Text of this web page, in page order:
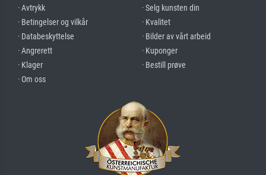
· Avtrykk
· Betingelser og vilkår
· Databeskyttelse
· Angrerett
· Klager
· Om oss
· Selg kunsten din
· Kvalitet
· Bilder av vårt arbeid
· Kuponger
· Bestill prøve